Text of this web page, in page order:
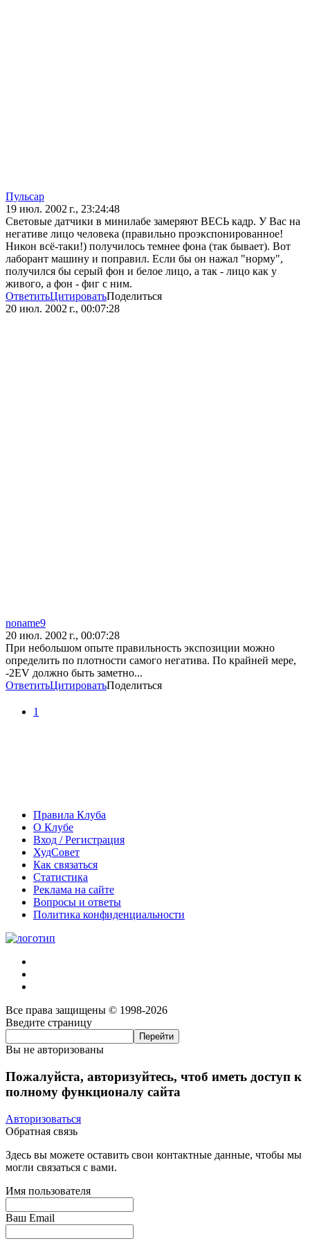
Пульсар
19 июл. 2002 г., 23:24:48
Световые датчики в минилабе замеряют ВЕСЬ кадр. У Вас на
негативе лицо человека (правильно проэкспонированное!
Никон всё-таки!) получилось темнее фона (так бывает). Вот
лаборант машину и поправил. Если бы он нажал "норму",
получился бы серый фон и белое лицо, а так - лицо как у
живого, а фон - фиг с ним.
ОтветитьЦитироватьПоделиться
20 июл. 2002 г., 00:07:28
noname9
20 июл. 2002 г., 00:07:28
При небольшом опыте правильность экспозиции можно
определить по плотности самого негатива. По крайней мере,
-2EV должно быть заметно...
ОтветитьЦитироватьПоделиться
1
Правила Клуба
О Клубе
Вход / Регистрация
ХудСовет
Как связаться
Статистика
Реклама на сайте
Вопросы и ответы
Политика конфиденциальности
Все права защищены © 1998-2026
Введите страницу
Вы не авторизованы
Пожалуйста, авторизуйтесь, чтоб иметь доступ к
полному функционалу сайта
Авторизоваться
Обратная связь
Здесь вы можете оставить свои контактные данные, чтобы мы
могли связаться с вами.
Имя пользователя
Ваш Email